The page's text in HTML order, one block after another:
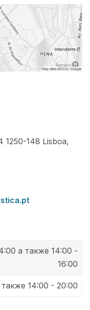
1250-148 Lisboa,
а также 14:00 -
16:00
также 14:00 - 20:00